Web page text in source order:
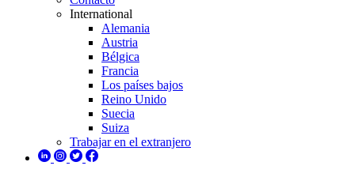
International
Alemania
Austria
Bélgica
Francia
Los países bajos
Reino Unido
Suecia
Suiza
Trabajar en el extranjero